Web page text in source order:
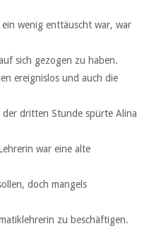
wenig enttäuscht war, war
sich gezogen zu haben.
ereignislos und auch die
der dritten Stunde spürte Alina
war eine alte
doch mangels
zu beschäftigen.